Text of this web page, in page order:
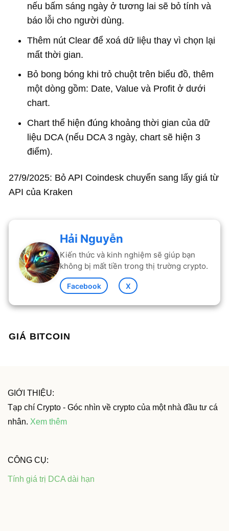
nếu bấm sáng ngày ở tương lai sẽ bỏ tính và
báo lỗi cho người dùng.
Thêm nút Clear để xoá dữ liệu thay vì chọn lại
mất thời gian.
Bỏ bong bóng khi trỏ chuột trên biểu đồ, thêm
một dòng gồm: Date, Value và Profit ở dưới
chart.
Chart thể hiện đúng khoảng thời gian của dữ
liệu DCA (nếu DCA 3 ngày, chart sẽ hiện 3
điểm).
27/9/2025: Bỏ API Coindesk chuyển sang lấy giá từ
API của Kraken
Hải Nguyễn
Kiến thức và kinh nghiệm sẽ giúp bạn
không bị mất tiền trong thị trường crypto.
Facebook X
GIÁ BITCOIN
GIỚI THIỆU:
Tạp chí Crypto - Góc nhìn về crypto của một nhà đầu tư cá
nhân. Xem thêm
CÔNG CỤ:
Tính giá trị DCA dài hạn